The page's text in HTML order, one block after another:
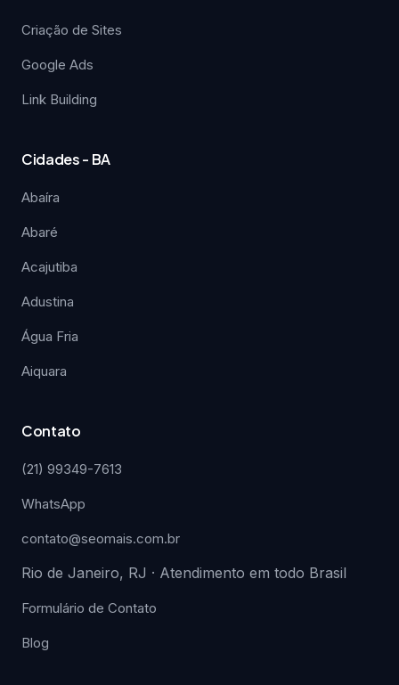
Criação de Sites
Google Ads
Link Building
Cidades - BA
Abaíra
Abaré
Acajutiba
Adustina
Água Fria
Aiquara
Contato
(21) 99349-7613
WhatsApp
contato@seomais.com.br
Rio de Janeiro, RJ · Atendimento em todo Brasil
Formulário de Contato
Blog